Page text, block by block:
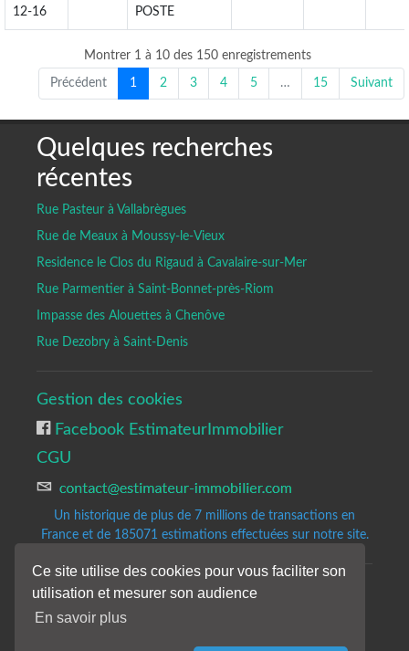
Ce site utilise des cookies pour vous faciliter son
utilisation et mesurer son audience
En savoir plus
12-16
POSTE
Montrer 1 à 10 des 150 enregistrements
Précédent 1 2 3 4 5 … 15 Suivant
Quelques recherches
récentes
Rue Pasteur à Vallabrègues
Rue de Meaux à Moussy-le-Vieux
Residence le Clos du Rigaud à Cavalaire-sur-Mer
Rue Parmentier à Saint-Bonnet-près-Riom
Impasse des Alouettes à Chenôve
Rue Dezobry à Saint-Denis
Gestion des cookies
Facebook EstimateurImmobilier
CGU
Un historique de plus de 7 millions de transactions en
France et de 185071 estimations effectuées sur notre site.
Copyrights © 2020-2023 All Rights Reserved by Estimateur-Immobilier.
Site d'estimation immobilière gratuite et précise.